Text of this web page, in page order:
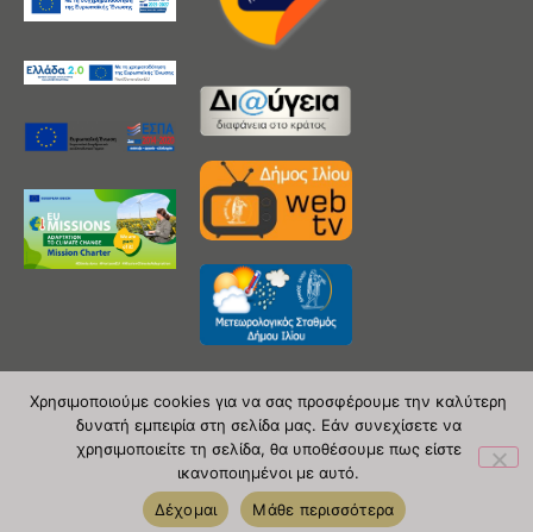
Copyright 2020 © Δήμος Ιλίου
| powered by Evolutionprojects
Χρησιμοποιούμε cookies για να σας προσφέρουμε την καλύτερη
δυνατή εμπειρία στη σελίδα μας. Εάν συνεχίσετε να
χρησιμοποιείτε τη σελίδα, θα υποθέσουμε πως είστε
ικανοποιημένοι με αυτό.
Δέχομαι
Μάθε περισσότερα